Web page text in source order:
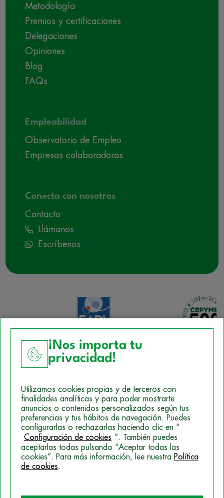
Metodología
Premios y certificaciones
Delegaciones
Opiniones
Blog
FAQs
Empleabilidad
Observatorio de Empleo
Empresas colaboradoras
Conecta con nosotros
Contacto
Llámanos
Escríbenos
Política de Cookies
Mapa del sitio
Politica de Privacidad
© 2026 Campus Training
¡Nos importa tu
privacidad!
Utilizamos cookies propias y de terceros con
finalidades analíticas y para poder mostrarte
anuncios o contenidos personalizados según tus
preferencias y tus hábitos de navegación. Puedes
configurarlas o rechazarlas haciendo clic en “
Configuración de cookies ”. También puedes
aceptarlas todas pulsando “Aceptar todas las
cookies”. Para más información, lee nuestra Política
de cookies.